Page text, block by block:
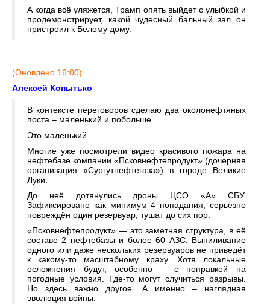
А когда всё уляжется, Трамп опять выйдет с улыбкой и
продемонстрирует, какой чудесный бальный зал он
пристроил к Белому дому.
(Оновлено 16:00)
Алексей Копытько
В контексте переговоров сделаю два околонефтяных
поста – маленький и побольше.
Это маленький.
Многие уже посмотрели видео красивого пожара на
нефтебазе компании «Псковнефтепродукт» (дочерняя
организация «Сургутнефтегаза») в городе Великие
Луки.
До неё дотянулись дроны ЦСО «А» СБУ.
Зафиксировано как минимум 4 попадания, серьёзно
повреждён один резервуар, тушат до сих пор.
«Псковнефтепродукт» — это заметная структура, в её
составе 2 нефтебазы и более 60 АЗС. Выпиливание
одного или даже нескольких резервуаров не приведёт
к какому-то масштабному краху. Хотя локальные
осложнения будут, особенно – с поправкой на
погодные условия. Где-то могут случиться разрывы.
Но здесь важно другое. А именно – наглядная
эволюция войны.